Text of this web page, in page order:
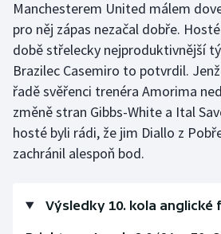
Stolní tenis
Triatlon
Veslování
Vodní slalom
Ostatní
Manchesterem United málem
pro něj zápas nezačal dobře.
době střelecky nejproduktivnější
Brazilec Casemiro to potvrdil.
řadě svěřenci trenéra Amorima
změně stran Gibbs-White a Ital
hosté byli rádi, že jim Diallo z
zachránil alespoň bod.
Výsledky 10. kola anglické